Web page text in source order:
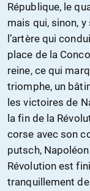
République, le
mais qui, sinon,
l’artère qui
place de la
reine, ce qui
triomphe, un
les victoires de
la fin de la
corse avec son
putsch,
Révolution est
tranquillement